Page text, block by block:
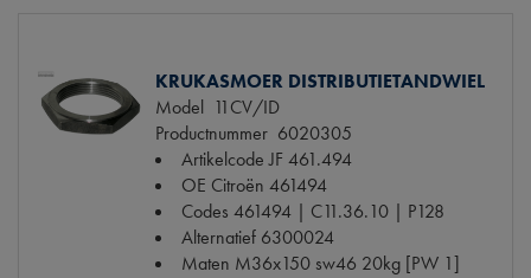
KRUKASMOER DISTRIBUTIETANDWIEL
Model 11CV/ID
Productnummer 6020305
Artikelcode JF461.494
OE Citroën 461494
Codes 461494 | C11.36.10 | P128
Alternatief 6300024
Maten M36x150 sw46 20kg [PW 1]